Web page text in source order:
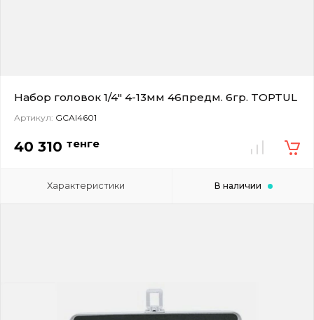
Набор головок 1/4" 4-13мм 46предм. 6гр. TOPTUL
Артикул: GCAI4601
40 310 тенге
Характеристики В наличии